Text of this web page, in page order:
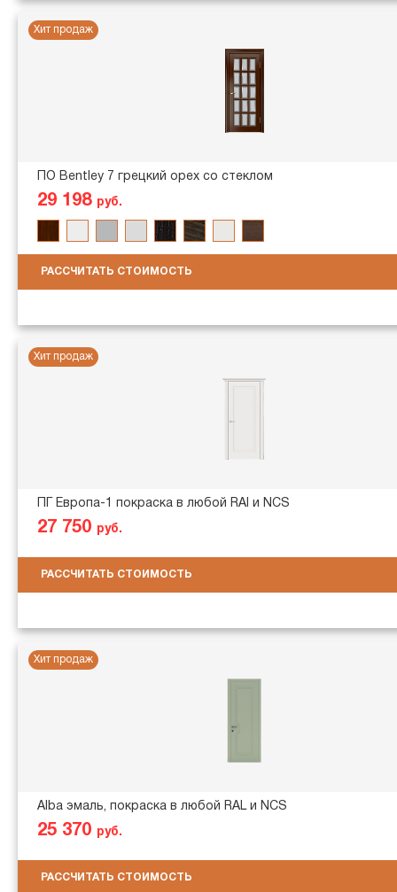
Хит продаж
ПО Bentley 7 грецкий орех со стеклом
29 198 руб.
РАССЧИТАТЬ СТОИМОСТЬ
Хит продаж
ПГ Европа-1 покраска в любой RAl и NCS
27 750 руб.
РАССЧИТАТЬ СТОИМОСТЬ
Хит продаж
Alba эмаль, покраска в любой RAL и NCS
25 370 руб.
РАССЧИТАТЬ СТОИМОСТЬ